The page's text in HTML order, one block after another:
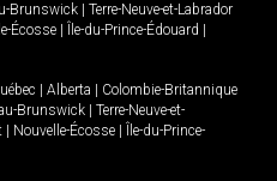
Brunswick
Terre-Neuve-et-Labrador
Écosse Île-du-Prince-Édouard
Alberta
Colombie-Britannique
Brunswick
Terre-Neuve-et-
Nouvelle-Écosse
Île-du-Prince-